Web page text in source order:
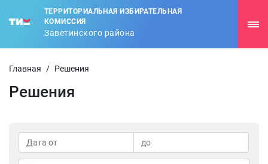
ТЕРРИТОРИАЛЬНАЯ ИЗБИРАТЕЛЬНАЯ
КОМИССИЯ
Заветинского района
Главная / Решения
Решения